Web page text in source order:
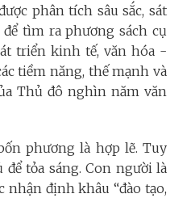
phân tích sâu sắc, sát
tìm ra phương sách cụ
triển kinh tế, văn hóa -
tiềm năng, thế mạnh và
Thủ đô nghìn năm văn
phương là hợp lẽ. Tuy
tỏa sáng. Con người là
nhận định khâu “đào tạo,